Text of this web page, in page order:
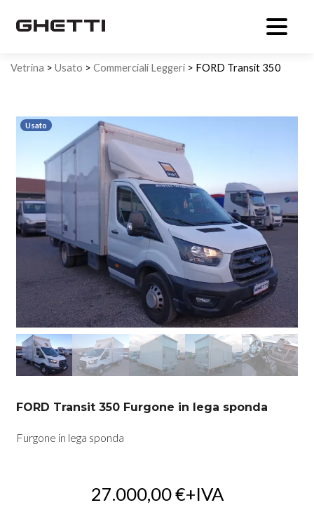
Vetrina > Usato > Commerciali Leggeri > FORD Transit 350
Usato
FORD Transit 350 Furgone in lega sponda
Furgone in lega sponda
27.000,00€+IVA